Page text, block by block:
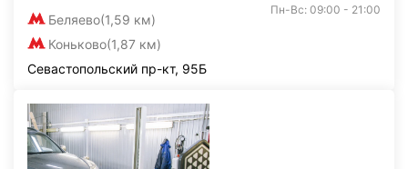
Беляево(1,59 км)
Коньково(1,87 км)
Пн-Вс: 09:00 - 21:00
Севастопольский пр-кт, 95Б